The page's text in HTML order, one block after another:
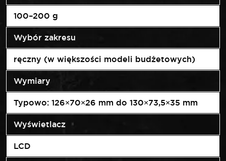
100–200 g
Wybór zakresu
ręczny (w większości modeli budżetowych)
Wymiary
Typowo: 126×70×26 mm do 130×73,5×35 mm
Wyświetlacz
LCD